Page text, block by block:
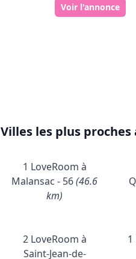
Voir l'annonce
Villes les plus proches
1 LoveRoom à
Malansac - 56(46.6
km)
2 LoveRoom à
Saint-Jean-de-
1